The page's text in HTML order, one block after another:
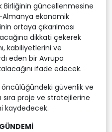
Birliğinin güncellenmesine
ekonomik
ortaya çıkarılması
dikkati çekerek
kabiliyetlerini ve
eden bir Avrupa
ifade edecek.
öncülüğündeki güvenlik ve
proje ve stratejilerine
kaydedecek.